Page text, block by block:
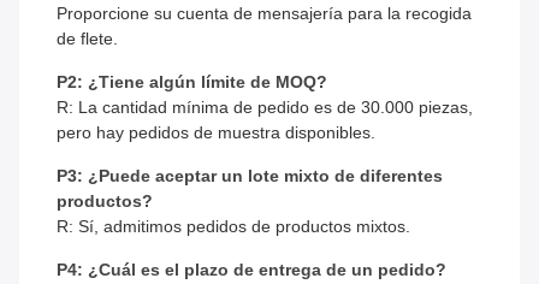
Proporcione su cuenta de mensajería para la recogida
de flete.
P2: ¿Tiene algún límite de MOQ?
R: La cantidad mínima de pedido es de 30.000 piezas,
pero hay pedidos de muestra disponibles.
P3: ¿Puede aceptar un lote mixto de diferentes
productos?
R: Sí, admitimos pedidos de productos mixtos.
P4: ¿Cuál es el plazo de entrega de un pedido?